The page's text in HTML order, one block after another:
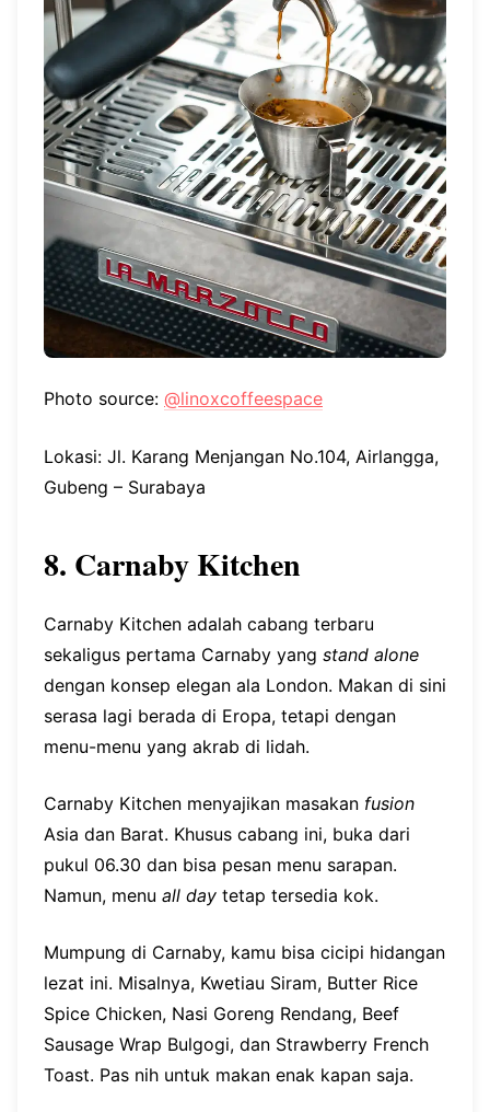
Photo source: @linoxcoffeespace
Lokasi: Jl. Karang Menjangan No.104, Airlangga,
Gubeng – Surabaya
8. Carnaby Kitchen
Carnaby Kitchen adalah cabang terbaru
sekaligus pertama Carnaby yang stand alone
dengan konsep elegan ala London. Makan di sini
serasa lagi berada di Eropa, tetapi dengan
menu-menu yang akrab di lidah.
Carnaby Kitchen menyajikan masakan fusion
Asia dan Barat. Khusus cabang ini, buka dari
pukul 06.30 dan bisa pesan menu sarapan.
Namun, menu all day tetap tersedia kok.
Mumpung di Carnaby, kamu bisa cicipi hidangan
lezat ini. Misalnya, Kwetiau Siram, Butter Rice
Spice Chicken, Nasi Goreng Rendang, Beef
Sausage Wrap Bulgogi, dan Strawberry French
Toast. Pas nih untuk makan enak kapan saja.